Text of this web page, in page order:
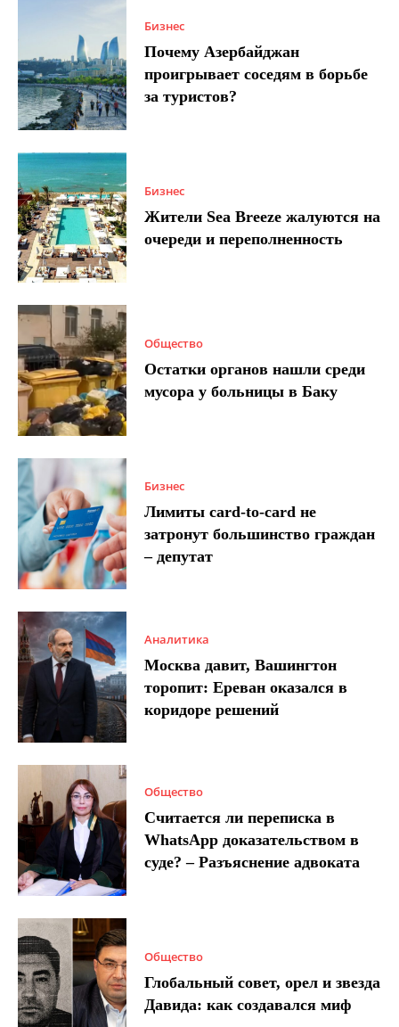
Бизнес
Почему Азербайджан
проигрывает соседям в борьбе
за туристов?
Бизнес
Жители Sea Breeze жалуются на
очереди и переполненность
Общество
Остатки органов нашли среди
мусора у больницы в Баку
Бизнес
Лимиты card-to-card не
затронут большинство граждан
– депутат
Аналитика
Москва давит, Вашингтон
торопит: Ереван оказался в
коридоре решений
Общество
Считается ли переписка в
WhatsApp доказательством в
суде? – Разъяснение адвоката
Общество
Глобальный совет, орел и звезда
Давида: как создавался миф